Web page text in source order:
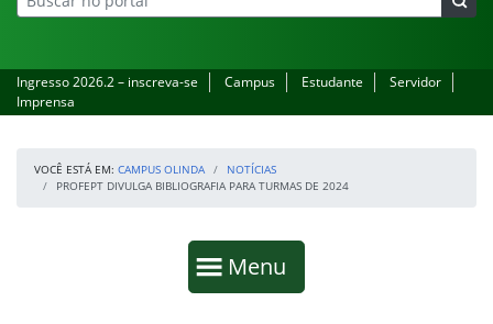
Ingresso 2026.2 – inscreva-se Campus Estudante
Servidor
Imprensa
VOCÊ ESTÁ EM: CAMPUS OLINDA
NOTÍCIAS
PROFEPT DIVULGA BIBLIOGRAFIA PARA TURMAS DE 2024
Mostrar
Menu